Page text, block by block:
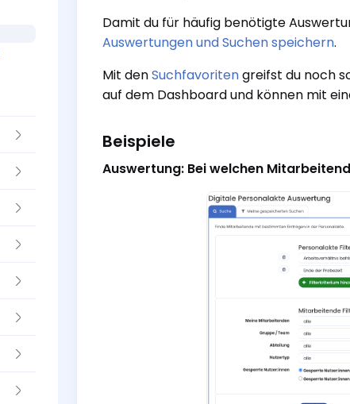
Damit du für häufig benötigte
Auswertungen und Suchen speichern.
Mit denSuchfavoritengreifst du noch
auf dem Dashboard und können mit
Beispiele
Auswertung: Bei welchen